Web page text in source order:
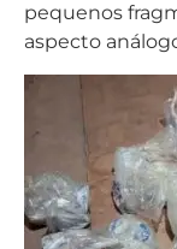
pequenos
aspecto